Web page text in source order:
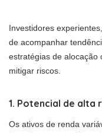
Investidores
de acompanhar
estratégias de alocação
mitigar riscos.
1. Potencial de alta
Os ativos de renda